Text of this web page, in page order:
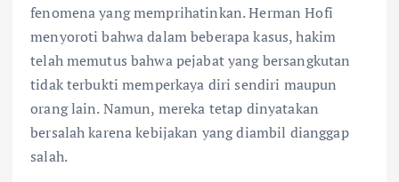
fenomena yang memprihatinkan. Herman Hofi
menyoroti bahwa dalam beberapa kasus, hakim
telah memutus bahwa pejabat yang bersangkutan
tidak terbukti memperkaya diri sendiri maupun
orang lain. Namun, mereka tetap dinyatakan
bersalah karena kebijakan yang diambil dianggap
salah.